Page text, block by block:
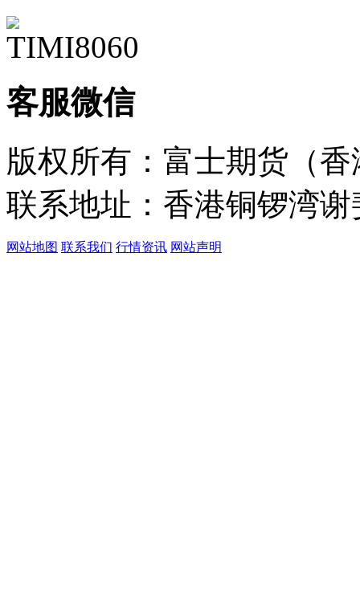
客服微信
版权所有：富士期货（
联系地址：香港铜锣湾
网站地图 联系我们 行情资讯 网站声明